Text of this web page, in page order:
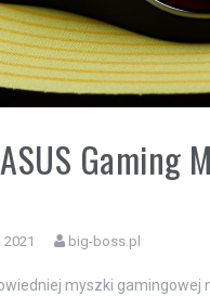
Gaming
big-boss.pl
myszki gamingowej